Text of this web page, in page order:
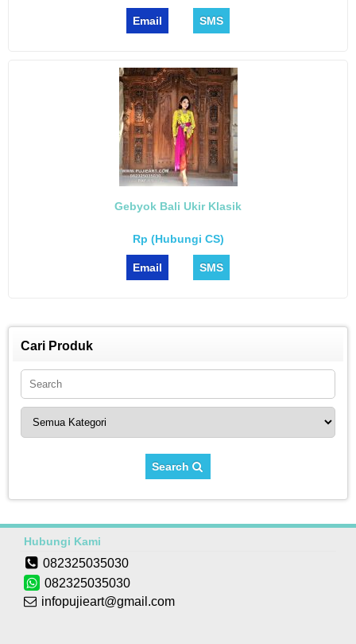
Email SMS
Gebyok Bali Ukir Klasik
Rp (Hubungi CS)
Email SMS
Cari Produk
Search
Hubungi Kami
082325035030
082325035030
infopujieart@gmail.com